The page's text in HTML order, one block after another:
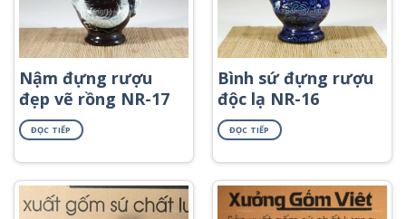
Nậm đựng rượu
đẹp vẽ rồng NR-17
ĐỌC TIẾP
Bình sứ đựng rượu
độc lạ NR-16
ĐỌC TIẾP